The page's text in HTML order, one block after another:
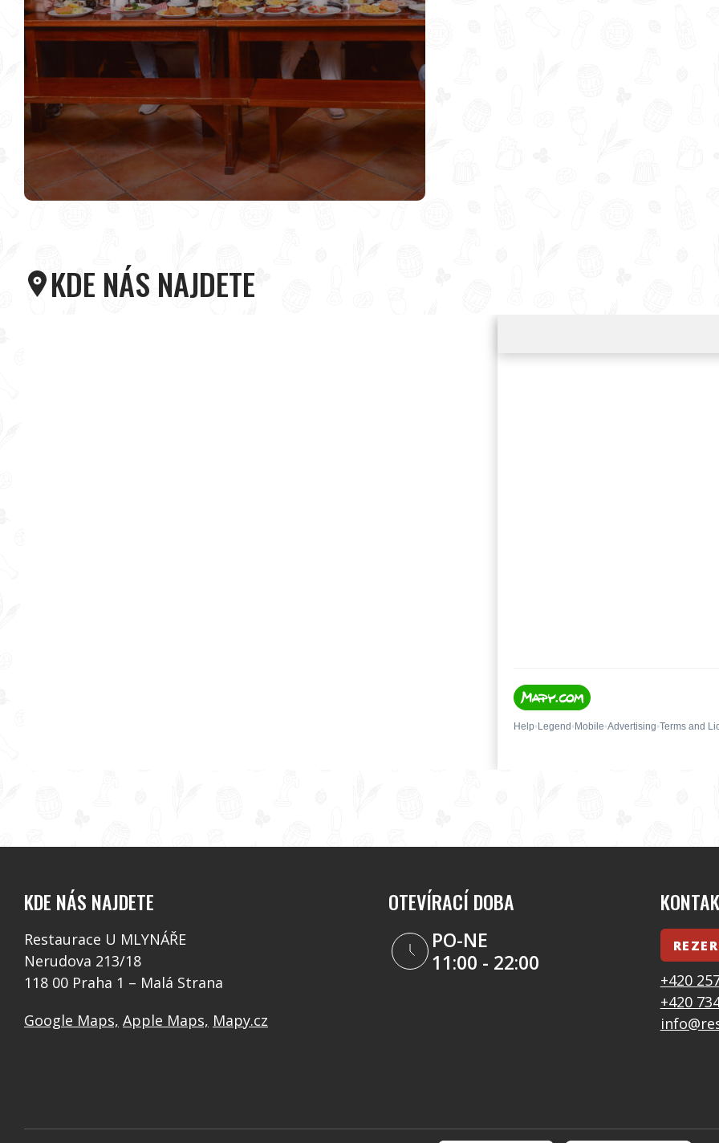
KDE NÁS NAJDETE
KDE NÁS NAJDETE
Restaurace U MLYNÁŘE
Nerudova 213/18
118 00 Praha 1 – Malá Strana
Google Maps, Apple Maps, Mapy.cz
OTEVÍRACÍ DOBA
PO-NE
11:00 - 22:00
+420
+420